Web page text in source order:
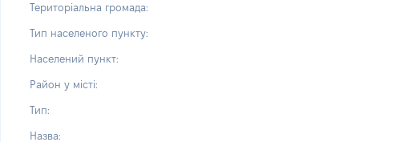
Територіальна громада:
Тип населеного пункту:
Населений пункт:
Район у місті:
Тип:
Назва: